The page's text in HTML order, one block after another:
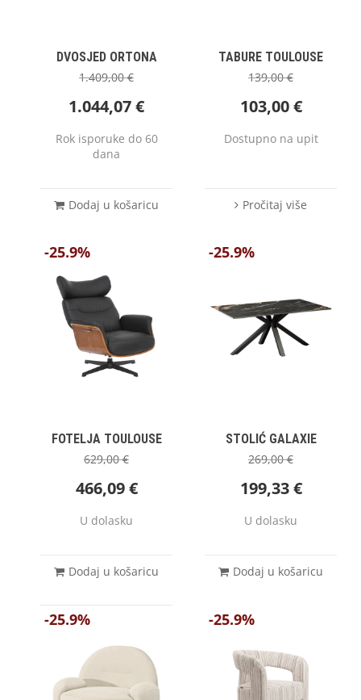
DVOSJED ORTONA
1.409,00€
1.044,07€
Rok isporuke do 60
dana
Dodaj u košaricu
TABURE TOULOUSE
139,00€
103,00€
Dostupno na upit
Pročitaj više
-25.9%
FOTELJA TOULOUSE
629,00€
466,09€
U dolasku
Dodaj u košaricu
-25.9%
STOLIĆ GALAXIE
269,00€
199,33€
U dolasku
Dodaj u košaricu
-25.9% -25.9%